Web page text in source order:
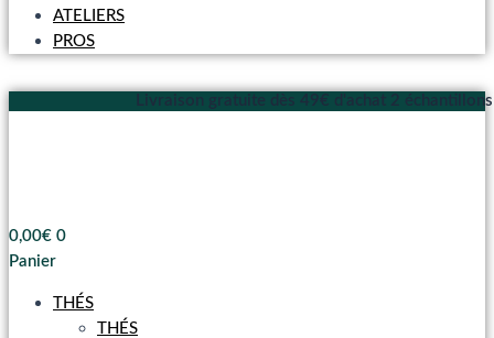
ATELIERS
PROS
Livraison gratuite dès 49€ d'achat 2
0,00€ 0
Panier
THÉS
THÉS